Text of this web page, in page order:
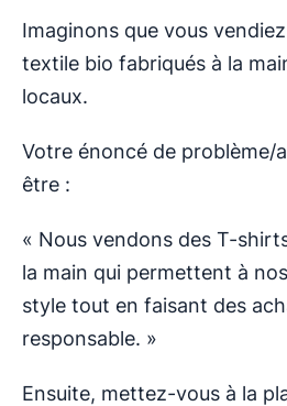
Imaginons que vous
textile bio fabriqués à la
locaux.
Votre énoncé de problème/
être :
« Nous vendons des T-
la main qui permettent à
style tout en faisant des
responsable. »
Ensuite, mettez-vous à la